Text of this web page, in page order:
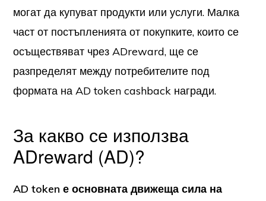
могат да купуват продукти или услуги. Малка
част от постъпленията от покупките, които се
осъществяват чрез ADreward, ще се
разпределят между потребителите под
формата на AD token cashback награди.
За какво се използва
ADreward (AD)?
AD token е основната движеща сила на